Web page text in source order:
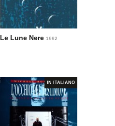
Le Lune Nere 1992
IN ITALIANO